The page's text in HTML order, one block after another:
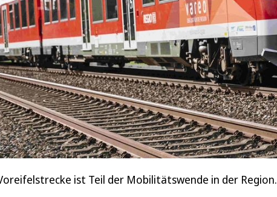
ist Teil der Mobilitätswende in der Region.